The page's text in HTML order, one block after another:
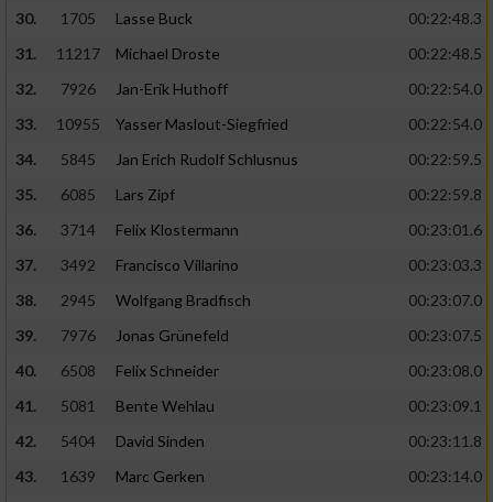
30.
1705 Lasse Buck
00:22:48.3
31.
11217 Michael Droste
00:22:48.5
32.
7926 Jan-Erik Huthoff
00:22:54.0
33.
10955 Yasser Maslout-Siegfried
00:22:54.0
34.
5845 Jan Erich Rudolf Schlusnus
00:22:59.5
35.
6085 Lars Zipf
00:22:59.8
36.
3714 Felix Klostermann
00:23:01.6
37.
3492 Francisco Villarino
00:23:03.3
38.
2945 Wolfgang Bradfisch
00:23:07.0
39.
7976 Jonas Grünefeld
00:23:07.5
40.
6508 Felix Schneider
00:23:08.0
41.
5081 Bente Wehlau
00:23:09.1
42.
5404 David Sinden
00:23:11.8
43.
1639 Marc Gerken
00:23:14.0